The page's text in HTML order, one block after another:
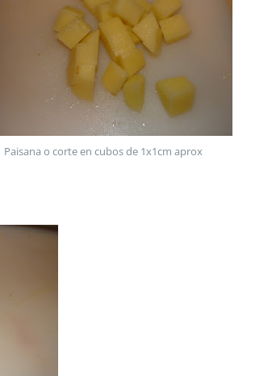
Paisana o corte en cubos de 1x1cm aprox